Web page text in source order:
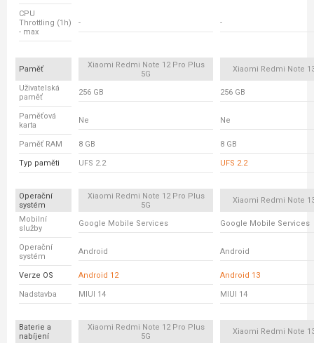
CPU
Throttling (1h)
- max
- -
Paměť
Xiaomi Redmi Note 12 Pro Plus
5G
Xiaomi Redmi Note
Uživatelská
paměť
256 GB 256 GB
Paměťová
karta
Ne Ne
Paměť RAM 8 GB 8 GB
Typ paměti UFS 2.2 UFS 2.2
Operační
systém
Xiaomi Redmi Note 12 Pro Plus
5G
Xiaomi Redmi Note
Mobilní
služby
Google Mobile Services Google Mobile Services
Operační
systém
Android Android
Verze OS Android 12 Android 13
Nadstavba MIUI 14 MIUI 14
Baterie a
nabíjení
Xiaomi Redmi Note 12 Pro Plus
5G
Xiaomi Redmi Note